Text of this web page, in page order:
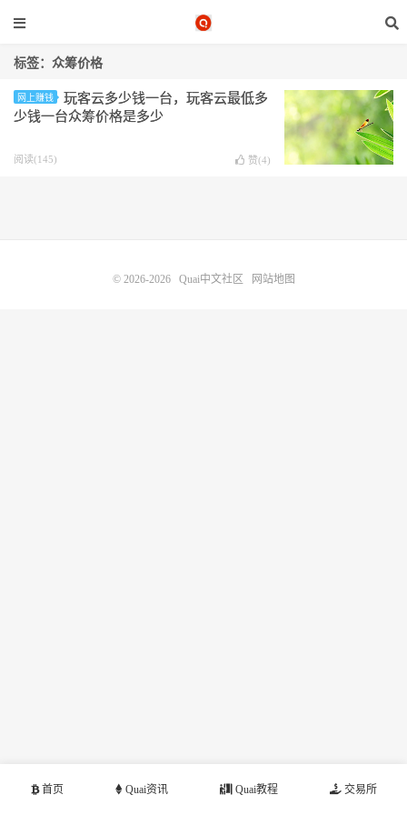
标签：众筹价格
网上赚钱
玩客云多少钱一台，玩客云最低多
少钱一台众筹价格是多少
阅读(145) 赞(4)
首页 Quai资讯 Quai教程 交易所
© 2026-2026 Quai中文社区 网站地图